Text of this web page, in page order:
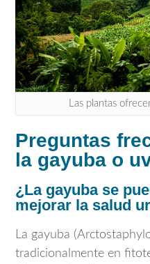
Las plantas
Preguntas
la gayuba o
¿La gayuba se
mejorar la salud
La gayuba (
tradicionalmente en